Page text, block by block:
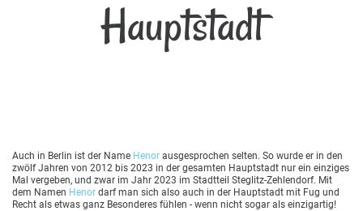
Hauptstadt
Auch in Berlin ist der Name Henor ausgesprochen selten. So wurde er in den
zwölf Jahren von 2012 bis 2023 in der gesamten Hauptstadt nur ein einziges
Mal vergeben, und zwar im Jahr 2023 im Stadtteil Steglitz-Zehlendorf. Mit
dem Namen Henor darf man sich also auch in der Hauptstadt mit Fug und
Recht als etwas ganz Besonderes fühlen - wenn nicht sogar als einzigartig!